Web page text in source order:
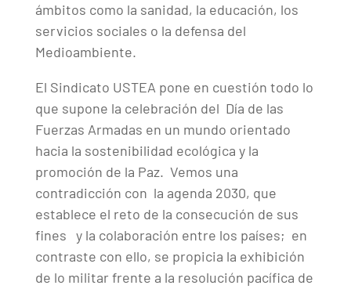
ámbitos como la sanidad, la educación, los
servicios sociales o la defensa del
Medioambiente.
El Sindicato USTEA pone en cuestión todo lo
que supone la celebración del Día de las
Fuerzas Armadas en un mundo orientado
hacia la sostenibilidad ecológica y la
promoción de la Paz. Vemos una
contradicción con la agenda 2030, que
establece el reto de la consecución de sus
fines y la colaboración entre los países; en
contraste con ello, se propicia la exhibición
de lo militar frente a la resolución pacífica de